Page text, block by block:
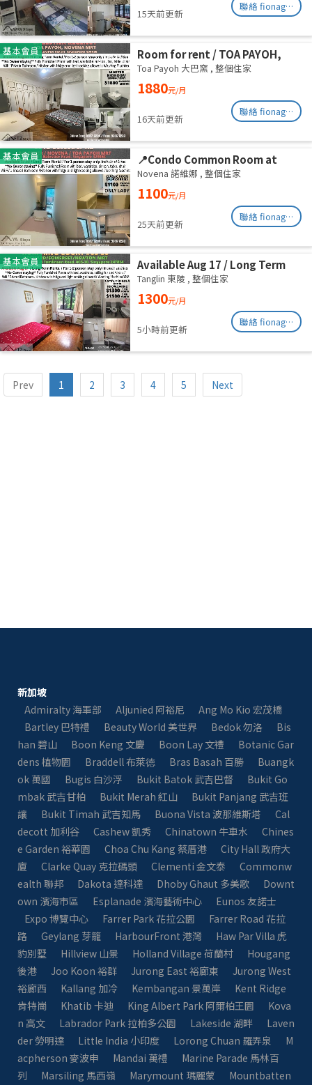
15天前更新
聯絡 fionag@transinex.com.sg
基本會員
Room for rent / TOA PAYOH,
NOVENA MRT / Master room /
1pax stay / Available August 31
Toa Payoh 大巴窯 , 整個住家
1880元/月
16天前更新
聯絡 fionag@transinex.com.sg
基本會員
📍Condo Common Room at
Balestier - Available 17 Jul
Novena 諾維娜 , 整個住家
1100元/月
25天前更新
聯絡 fionag@transinex.com.sg
基本會員
Available Aug 17 / Long Term
Rental / For 1-2 person stay
only / Include utilities
Tanglin 東陵 , 整個住家
1300元/月
5小時前更新
聯絡 fionag@transinex.com.sg
Prev 1 2 3 4 5 Next
新加坡
Admiralty 海軍部
Aljunied 阿裕尼
Ang Mo Kio 宏茂橋
Bartley 巴特禮
Beauty World 美世界 Bedok 勿洛
Bis
han 碧山
Boon Keng 文慶 Boon Lay 文禮
Botanic Gar
dens 植物園
Braddell 布萊徳 Bras Basah 百勝
Buangk
ok 萬國
Bugis 白沙浮 Bukit Batok 武吉巴督
Bukit Go
mbak 武吉甘柏
Bukit Merah 紅山
Bukit Panjang 武吉班
讓
Bukit Timah 武吉知馬 Buona Vista 波那維斯塔
Cal
decott 加利谷
Cashew 凱秀 Chinatown 牛車水
Chines
e Garden 裕華園
Choa Chu Kang 蔡厝港
City Hall 政府大
廈
Clarke Quay 克拉碼頭 Clementi 金文泰​​
Commonw
ealth 聯邦
Dakota 達科達 Dhoby Ghaut 多美歌
Downt
own 濱海市區
Esplanade 濱海藝術中心
Eunos 友諾士
Expo 博覽中心
Farrer Park 花拉公園
Farrer Road 花拉
路
Geylang 芽籠 HarbourFront 港灣
Haw Par Villa 虎
豹別墅
Hillview 山景 Holland Village 荷蘭村
Hougang
後港
Joo Koon 裕群 Jurong East 裕廊東
Jurong West
裕廊西
Kallang 加冷 Kembangan 景萬岸
Kent Ridge
肯特崗
Khatib 卡迪 King Albert Park 阿爾柏王園
Kova
n 高文
Labrador Park 拉柏多公園 Lakeside 湖畔
Laven
der 勞明達
Little India 小印度 Lorong Chuan 羅弄泉
M
acpherson 麥波申
Mandai 萬禮
Marine Parade 馬林百
列
Marsiling 馬西嶺 Marymount 瑪麗蒙
Mountbatten